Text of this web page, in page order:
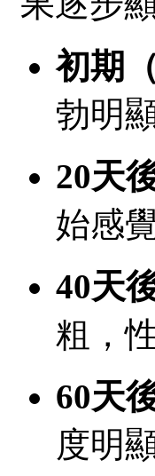
初期
勃明
20天
始感
40天
粗，
60天
度明